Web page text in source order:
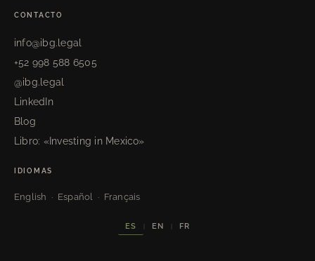
CONTACTO
info@ibg.legal
+52 998 588 6505
@ibg.legal
LinkedIn
Blog
Libro: «Investing in Mexico»
IDIOMAS
English · Español · Français
ES EN FR